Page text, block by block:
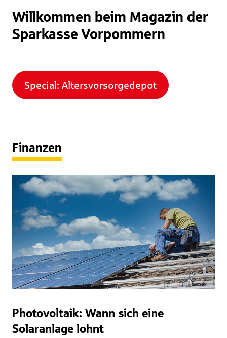
Willkommen beim Magazin der
Sparkasse Vorpommern
Special: Altersvorsorgedepot
Finanzen
Photovoltaik: Wann sich eine
Solaranlage lohnt